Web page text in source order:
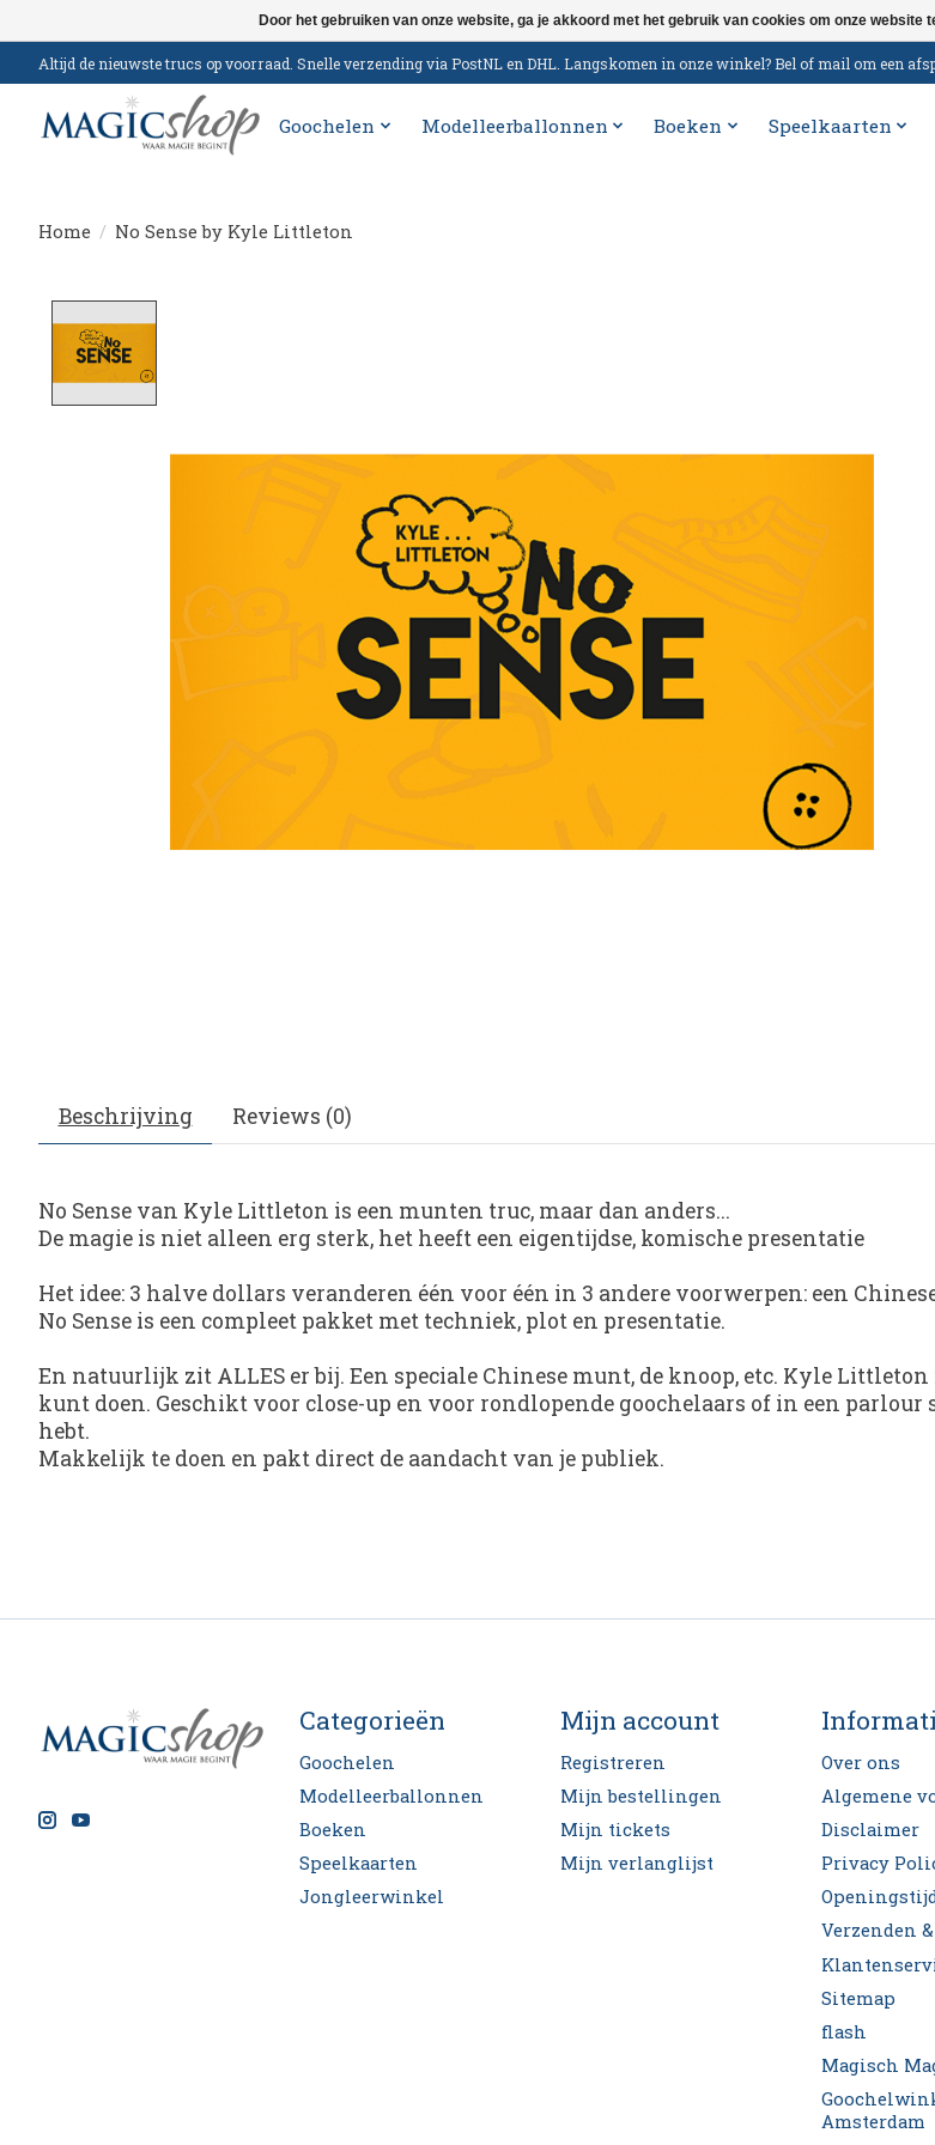
Altijd de nieuwste trucs op voorraad. Snelle verzending via PostNL en DHL. Langskomen in onze winkel? Bel of mail om een
Goochelen Modelleerballonnen Boeken Speelkaarten
Home / No Sense by Kyle Littleton
Beschrijving Reviews (0)
No Sense van Kyle Littleton is een munten truc, maar dan anders...
De magie is niet alleen erg sterk, het heeft een eigentijdse, komische presentatie
Het idee: 3 halve dollars veranderen één voor één in 3 andere voorwerpen: een
No Sense is een compleet pakket met techniek, plot en presentatie.
En natuurlijk zit ALLES er bij. Een speciale Chinese munt, de knoop, etc. Kyle
kunt doen. Geschikt voor close-up en voor rondlopende goochelaars of in een
hebt.
Makkelijk te doen en pakt direct de aandacht van je publiek.
Categorieën
Goochelen
Modelleerballonnen
Boeken
Speelkaarten
Jongleerwinkel
Mijn account
Registreren
Mijn bestellingen
Mijn tickets
Mijn verlanglijst
Over ons
Algemene
Disclaimer
Privacy
Verzenden
Sitemap
flash
Magisch
Amsterdam
Door het gebruiken van onze website, ga je akkoord met het gebruik van cookies om onze website